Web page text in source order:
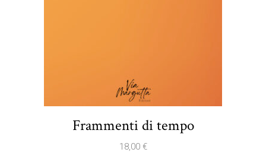
Frammenti di tempo
18,00 €